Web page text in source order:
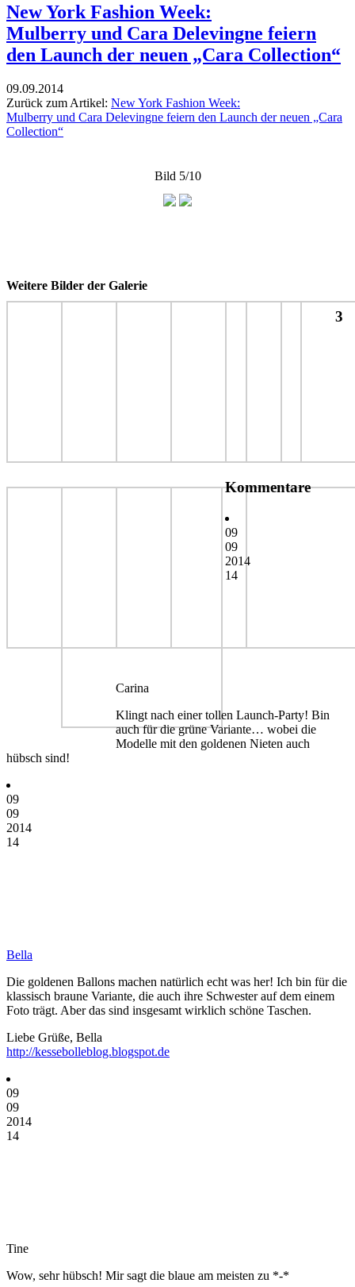
New York Fashion Week:
Mulberry und Cara Delevingne feiern
den Launch der neuen „Cara Collection“
09.09.2014
Zurück zum Artikel: New York Fashion Week:
Mulberry und Cara Delevingne feiern den Launch der neuen „Cara
Collection“
Bild 5/10
Weitere Bilder der Galerie
3
Kommentare
09
09
2014
14
Carina
Klingt nach einer tollen Launch-Party! Bin
auch für die grüne Variante… wobei die
Modelle mit den goldenen Nieten auch
hübsch sind!
09
09
2014
14
Bella
Die goldenen Ballons machen natürlich echt was her! Ich bin für die
klassisch braune Variante, die auch ihre Schwester auf dem einem
Foto trägt. Aber das sind insgesamt wirklich schöne Taschen.
Liebe Grüße, Bella
http://kessebolleblog.blogspot.de
09
09
2014
14
Tine
Wow, sehr hübsch! Mir sagt die blaue am meisten zu *-*